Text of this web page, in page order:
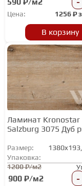
Цена: 1256₽
В корзину
Ламинат Kronostar
Salzburg 3075 Дуб
Размер:
Упаковка:
1200 ₽/м2
900 ₽/м2 -